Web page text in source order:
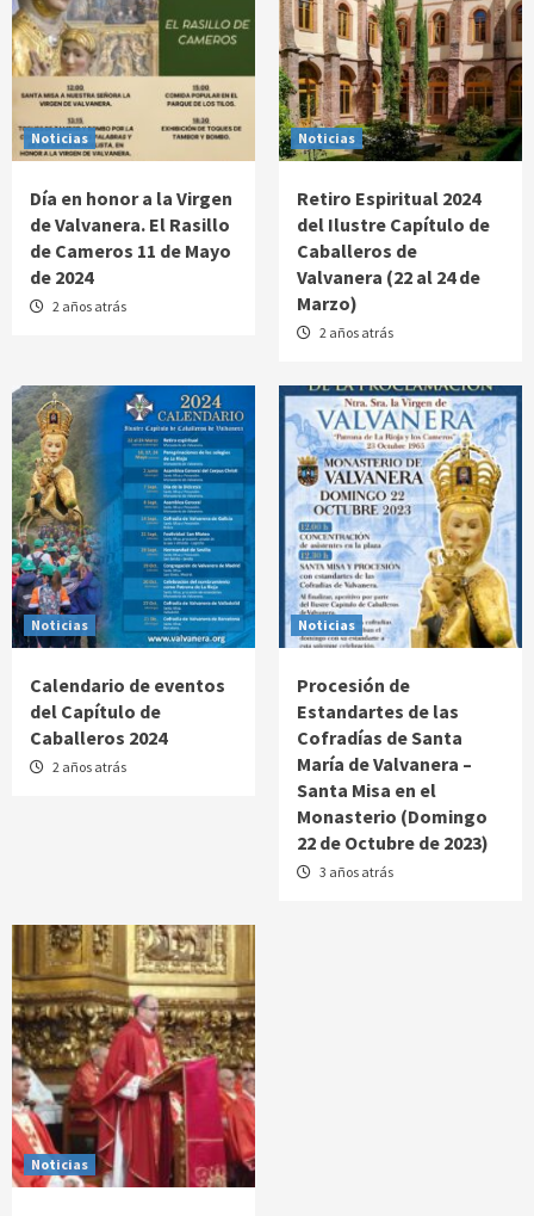
Noticias
Día en honor a la Virgen
de Valvanera. El Rasillo
de Cameros 11 de Mayo
de 2024
2 años atrás
Noticias
Retiro Espiritual 2024
del Ilustre Capítulo de
Caballeros de
Valvanera (22 al 24 de
Marzo)
2 años atrás
Noticias
Calendario de eventos
del Capítulo de
Caballeros 2024
2 años atrás
Noticias
Procesión de
Estandartes de las
Cofradías de Santa
María de Valvanera –
Santa Misa en el
Monasterio (Domingo
22 de Octubre de 2023)
3 años atrás
Noticias